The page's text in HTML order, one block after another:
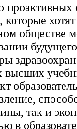
обществе
так и
в